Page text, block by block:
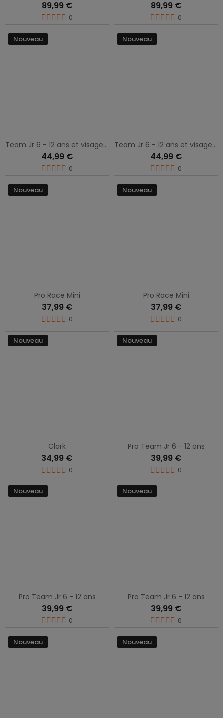
89,99 €
0
89,99 €
0
Nouveau
Team Jr 6 - 12 ans et visage femme
44,99 €
0
Nouveau
Team Jr 6 - 12 ans et visage femme
44,99 €
0
Nouveau
Pro Race Mini
37,99 €
0
Nouveau
Pro Race Mini
37,99 €
0
Nouveau
Clark
34,99 €
0
Nouveau
Pro Team Jr 6 - 12 ans
39,99 €
0
Nouveau
Pro Team Jr 6 - 12 ans
39,99 €
0
Nouveau
Pro Team Jr 6 - 12 ans
39,99 €
0
Nouveau Nouveau